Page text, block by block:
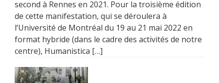
second à Rennes en 2021. Pour la troisième édition
de cette manifestation, qui se déroulera à
l’Université de Montréal du 19 au 21 mai 2022 en
format hybride (dans le cadre des activités de notre
centre), Humanistica […]